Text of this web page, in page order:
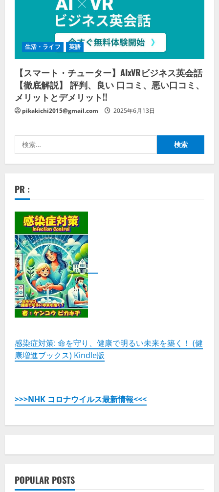
生活・ライフ 英語
【スマート・チューター】AIxVRビジネス英会話
【徹底解説】 評判、良い 口コミ、悪い口コミ、
メリットとデメリット!!
pikakichi2015@gmail.com 2025年6月13日
索:
PR :
感染症対策: 命を守り、健康で明るい未来を築く！ (健
康増進ブックス) Kindle版
>>>NHK コロナウイルス最新情報<<<
POPULAR POSTS